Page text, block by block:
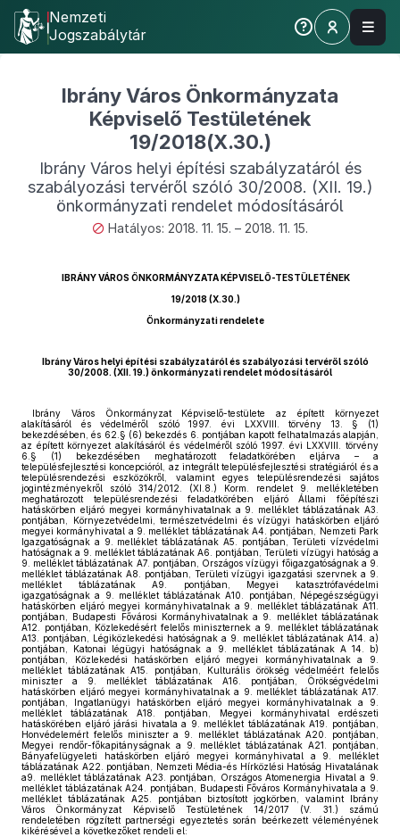
Nemzeti
Jogszabálytár
Ibrány Város Önkormányzata
Képviselő Testületének
19/2018(X.30.)
Ibrány Város helyi építési szabályzatáról és
szabályozási tervéről szóló 30/2008. (XII. 19.)
önkormányzati rendelet módosításáról
Hatályos: 2018. 11. 15. – 2018. 11. 15.
IBRÁNY VÁROS ÖNKORMÁNYZATA KÉPVISELŐ-TESTÜLETÉNEK
19/2018 (X.30.)
Önkormányzati rendelete
Ibrány Város helyi építési szabályzatáról és szabályozási tervéről szóló
30/2008. (XII. 19.) önkormányzati rendelet módosításáról
Ibrány Város Önkormányzat Képviselő-testülete az épített környezet
alakításáról és védelméről szóló 1997. évi LXXVIII. törvény 13. § (1)
bekezdésében, és 62.§ (6) bekezdés 6. pontjában kapott felhatalmazás alapján,
az épített környezet alakításáról és védelméről szóló 1997. évi LXXVIII. törvény
6.§ (1) bekezdésében meghatározott feladatkörében eljárva – a
településfejlesztési koncepcióról, az integrált településfejlesztési stratégiáról és a
településrendezési eszközökről, valamint egyes településrendezési sajátos
jogintézményekről szóló 314/2012. (XI.8.) Korm. rendelet 9. mellékletében
meghatározott településrendezési feladatkörében eljáró Állami főépítészi
hatáskörben eljáró megyei kormányhivatalnak a 9. melléklet táblázatának A3.
pontjában, Környezetvédelmi, természetvédelmi és vízügyi hatáskörben eljáró
megyei kormányhivatal a 9. melléklet táblázatának A4. pontjában, Nemzeti Park
Igazgatóságnak a 9. melléklet táblázatának A5. pontjában, Területi vízvédelmi
hatóságnak a 9. melléklet táblázatának A6. pontjában, Területi vízügyi hatóság a
9. melléklet táblázatának A7. pontjában, Országos vízügyi főigazgatóságnak a 9.
melléklet táblázatának A8. pontjában, Területi vízügyi igazgatási szervnek a 9.
melléklet táblázatának A9. pontjában, Megyei katasztrófavédelmi
igazgatóságnak a 9. melléklet táblázatának A10. pontjában, Népegészségügyi
hatáskörben eljáró megyei kormányhivatalnak a 9. melléklet táblázatának A11.
pontjában, Budapesti Fővárosi Kormányhivatalnak a 9. melléklet táblázatának
A12. pontjában, Közlekedésért felelős miniszternek a 9. melléklet táblázatának
A13. pontjában, Légiközlekedési hatóságnak a 9. melléklet táblázatának A14. a)
pontjában, Katonai légügyi hatóságnak a 9. melléklet táblázatának A 14. b)
pontjában, Közlekedési hatáskörben eljáró megyei kormányhivatalnak a 9.
melléklet táblázatának A15. pontjában, Kulturális örökség védelméért felelős
miniszter a 9. melléklet táblázatának A16. pontjában, Örökségvédelmi
hatáskörben eljáró megyei kormányhivatalnak a 9. melléklet táblázatának A17.
pontjában, Ingatlanügyi hatáskörben eljáró megyei kormányhivatalnak a 9.
melléklet táblázatának A18. pontjában, Megyei kormányhivatal erdészeti
hatáskörében eljáró járási hivatala a 9. melléklet táblázatának A19. pontjában,
Honvédelemért felelős miniszter a 9. melléklet táblázatának A20. pontjában,
Megyei rendőr-főkapitányságnak a 9. melléklet táblázatának A21. pontjában,
Bányafelügyeleti hatáskörben eljáró megyei kormányhivatal a 9. melléklet
táblázatának A22. pontjában, Nemzeti Média-és Hírközlési Hatóság Hivatalának
a9. melléklet táblázatának A23. pontjában, Országos Atomenergia Hivatal a 9.
melléklet táblázatának A24. pontjában, Budapesti Főváros Kormányhivatala a 9.
melléklet táblázatának A25. pontjában biztosított jogkörben, valamint Ibrány
Város Önkormányzat Képviselő Testületének 14/2017 (V. 31.) számú
rendeletében rögzített partnerségi egyeztetés során beérkezett véleményének
kikérésével a következőket rendeli el: